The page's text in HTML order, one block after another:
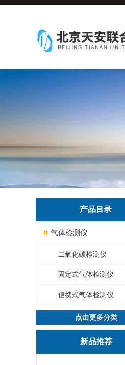
产品目录
气体检测仪
二氧化碳检测仪
固定式气体检测仪
便携式气体检测仪
点击更多分类
新品推荐